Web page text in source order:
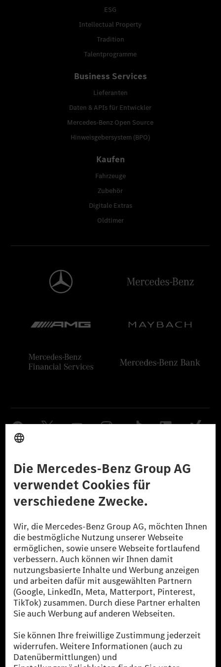
ESG
Intellectual Property
Tradition
Talentprogramme
Business Services
Lieferanten
Daten & APIs für Entwickler
Mercedes-Benz Open Source
Hinweisgebersystem (BPO)
Kaufen
Fahrzeuge
Zubehör
Digitale Extras
Oldtimer
Datenschutz Lizenzhinweise Dritter Barrierefreiheit
© 2026 Mercedes-Benz Group AG. Alle Rechte vorbehalten.
[1] Bilanziell CO₂-neutral bedeutet, dass nicht vermiedene oder nicht
reduzierte CO₂-Emissionen bei der Mercedes-Benz Group durch
zertifizierte Ausgleichsprojekte kompensiert werden.
[2] Renewable Charging ist ein integraler Bestandteil von MB.CHARGE
Public in Europa, den USA, Kanada und China. Sofern an der jeweiligen
Ladestation noch kein Strom aus erneuerbaren Energien vorliegt,
verwendet Renewable Charging Grünstromzertifikate*. Diese stellen
sicher, dass für Ladevorgänge über MB.CHARGE Public eine äquivalente
Strommenge aus erneuerbaren Energien ins Stromnetz eingespeist wird.
als sechs Jahre sind.
* Inkl. EKOenergy Ökolabel
* Die angegebenen Werte wurden nach dem vorgeschriebenen
Messverfahren WLTP (Worldwide harmonised Light vehicles Test